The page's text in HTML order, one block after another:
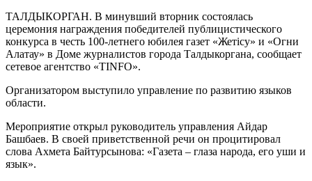
ТАЛДЫКОРГАН. В минувший вторник состоялась
церемония награждения победителей публицистического
конкурса в честь 100-летнего юбилея газет «Жетісу» и «Огни
Алатау» в Доме журналистов города Талдыкоргана, сообщает
сетевое агентство «TINFO».
Организатором выступило управление по развитию языков
области.
Мероприятие открыл руководитель управления Айдар
Башбаев. В своей приветственной речи он процитировал
слова Ахмета Байтурсынова: «Газета – глаза народа, его уши и
язык».